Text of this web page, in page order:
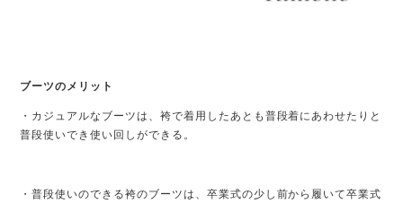
ブーツのメリット
・カジュアルなブーツは、袴で着用したあとも普段着にあわせたりと
普段使いでき使い回しができる。
・普段使いのできる袴のブーツは、卒業式の少し前から履いて卒業式